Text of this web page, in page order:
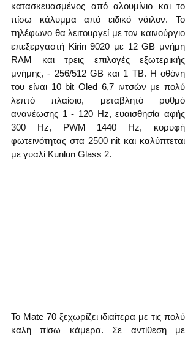
κατασκευασμένος από αλουμίνιο και το
πίσω κάλυμμα από ειδικό νάιλον. Το
τηλέφωνο θα λειτουργεί με τον καινούργιο
επεξεργαστή Kirin 9020 με 12 GB μνήμη
RAM και τρεις επιλογές εξωτερικής
μνήμης, - 256/512 GB και 1 TB. Η οθόνη
του είναι 10 bit Oled 6,7 ιντσών με πολύ
λεπτό πλαίσιο, μεταβλητό ρυθμό
ανανέωσης 1 - 120 Hz, ευαισθησία αφής
300 Hz, PWM 1440 Hz, κορυφή
φωτεινότητας στα 2500 nit και καλύπτεται
με γυαλί Kunlun Glass 2.
Το Mate 70 ξεχωρίζει ιδιαίτερα με τις πολύ
καλή πίσω κάμερα. Σε αντίθεση με